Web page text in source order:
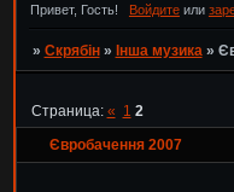
Привет, Гость! Войдитеили
» Скрябін » Інша музика »
Євробачення 2007
Страница: « 1 2